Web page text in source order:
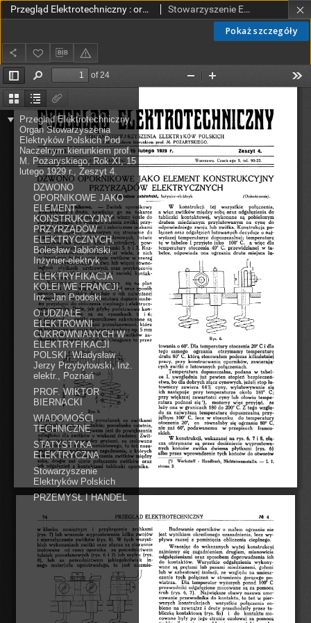
Pokaż szczegóły
Przegląd Elektrotechniczny : organ Stowarzyszenia Elektrotechników Polskich R. XI z. 4 (1929) Stowarzyszenie Elektrotechników Polskich.